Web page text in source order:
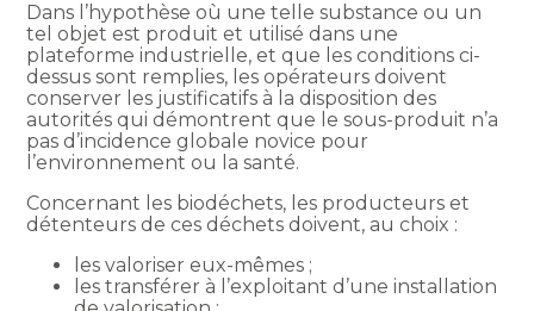
Dans l’hypothèse où une telle substance ou un
tel objet est produit et utilisé dans une
plateforme industrielle, et que les conditions ci-
dessus sont remplies, les opérateurs doivent
conserver les justificatifs à la disposition des
autorités qui démontrent que le sous-produit n’a
pas d’incidence globale novice pour
l’environnement ou la santé.
Concernant les biodéchets, les producteurs et
détenteurs de ces déchets doivent, au choix :
les valoriser eux-mêmes ;
les transférer à l’exploitant d’une installation